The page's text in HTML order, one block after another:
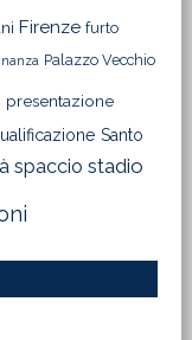
Firenze furto
Palazzo Vecchio
presentazione
Santo
spaccio stadio